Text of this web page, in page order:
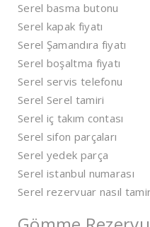
Serel basma butonu
Serel kapak fiyatı
Serel Şamandıra fiyatı
Serel boşaltma fiyatı
Serel servis telefonu
Serel Serel tamiri
Serel iç takım contası
Serel sifon parçaları
Serel yedek parça
Serel istanbul numarası
Serel rezervuar nasıl